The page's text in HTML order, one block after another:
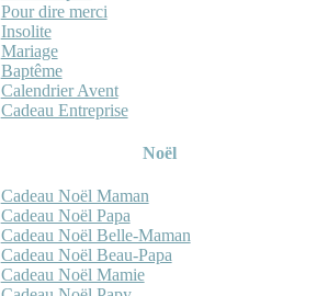
Pour dire merci
Insolite
Mariage
Baptême
Calendrier Avent
Cadeau Entreprise
Noël
Cadeau Noël Maman
Cadeau Noël Papa
Cadeau Noël Belle-Maman
Cadeau Noël Beau-Papa
Cadeau Noël Mamie